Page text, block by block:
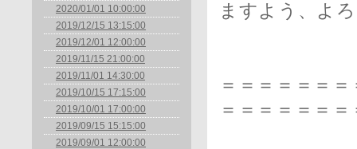
2020/01/01 10:00:00
2019/12/15 13:15:00
2019/12/01 12:00:00
2019/11/15 21:00:00
2019/11/01 14:30:00
2019/10/15 17:15:00
2019/10/01 17:00:00
2019/09/15 15:15:00
2019/09/01 12:00:00
ますよう、よ
＝＝＝＝＝＝
＝＝＝＝＝＝＝